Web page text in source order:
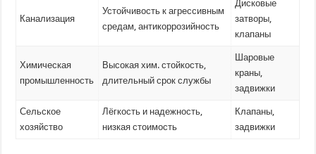
Канализация
Устойчивость к агрессивным
средам, антикоррозийность
Дисковые
затворы,
клапаны
Химическая
промышленность
Высокая хим. стойкость,
длительный срок службы
Шаровые
краны,
задвижки
Сельское
хозяйство
Лёгкость и надежность,
низкая стоимость
Клапаны,
задвижки